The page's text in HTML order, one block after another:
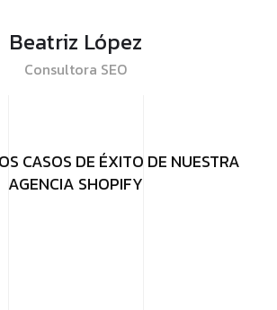
Beatriz López
Consultora SEO
CASOS DE ÉXITO DE NUESTRA
AGENCIA SHOPIFY